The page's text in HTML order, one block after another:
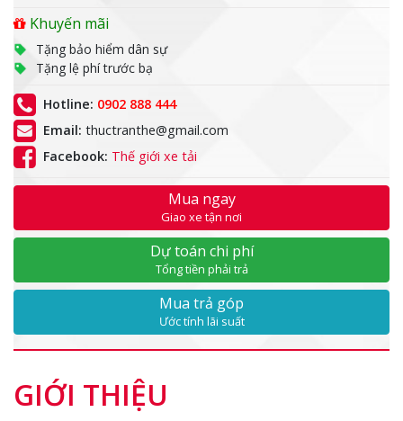
Khuyến mãi
Tặng bảo hiểm dân sự
Tặng lệ phí trước bạ
Hotline: 0902 888 444
Email: thuctranthe@gmail.com
Facebook: Thế giới xe tải
Mua ngay
Giao xe tận nơi
Dự toán chi phí
Tổng tiền phải trả
Mua trả góp
Ước tính lãi suất
GIỚI THIỆU